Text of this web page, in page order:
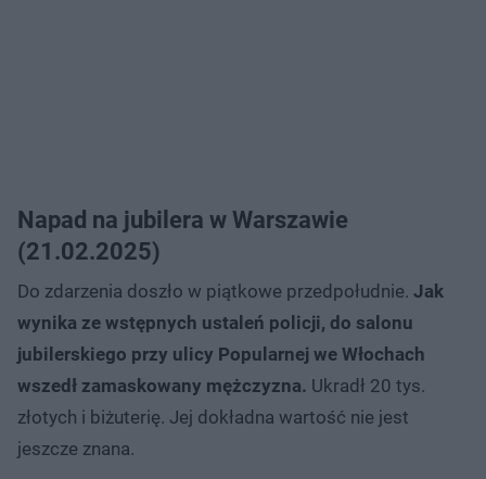
Napad na jubilera w Warszawie
(21.02.2025)
Do zdarzenia doszło w piątkowe przedpołudnie. Jak
wynika ze wstępnych ustaleń policji, do salonu
jubilerskiego przy ulicy Popularnej we Włochach
wszedł zamaskowany mężczyzna. Ukradł 20 tys.
złotych i biżuterię. Jej dokładna wartość nie jest
jeszcze znana.